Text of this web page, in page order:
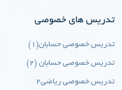
تدریس های خصوصی
تدریس خصوصی حسابان(1)
تدریس خصوصی حسابان (2)
تدریس خصوصی ریاضی2